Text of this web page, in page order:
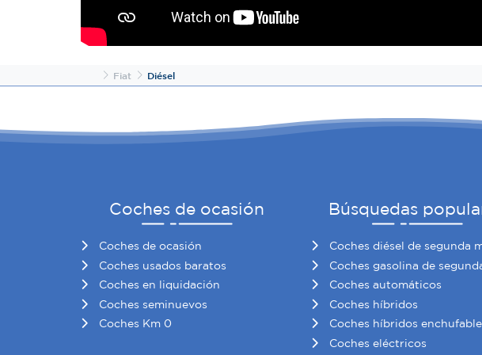
InicioFiat Diésel
Coches de ocasión
Coches de ocasión
Coches usados baratos
Coches en liquidación
Coches seminuevos
Coches Km 0
Búsquedas
Coches diésel de segunda
Coches gasolina de
Coches automáticos
Coches híbridos
Coches híbridos
Coches eléctricos